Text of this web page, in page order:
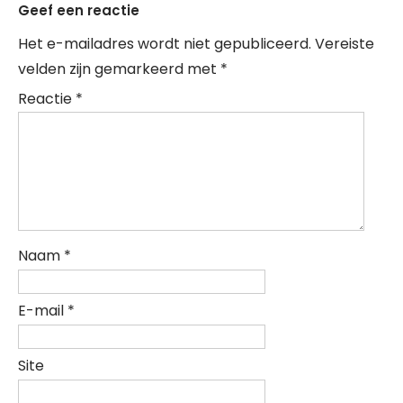
Geef een reactie
Het e-mailadres wordt niet gepubliceerd. Vereiste
velden zijn gemarkeerd met *
Reactie *
Naam *
E-mail *
Site